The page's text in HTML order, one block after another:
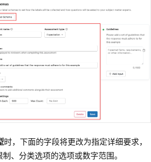
时，下面的字段将更改为指定详细要求，
、分类选项的选项或数字范围。